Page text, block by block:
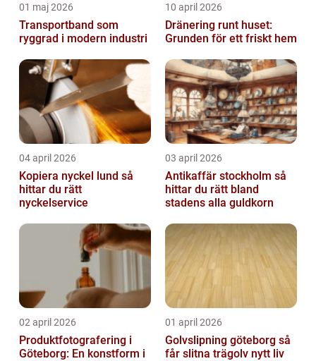
01 maj 2026
Transportband som
ryggrad i modern industri
10 april 2026
Dränering runt huset:
Grunden för ett friskt hem
04 april 2026
Kopiera nyckel lund så
hittar du rätt
nyckelservice
03 april 2026
Antikaffär stockholm så
hittar du rätt bland
stadens alla guldkorn
02 april 2026
Produktfotografering i
Göteborg: En konstform i
01 april 2026
Golvslipning göteborg så
får slitna trägolv nytt liv